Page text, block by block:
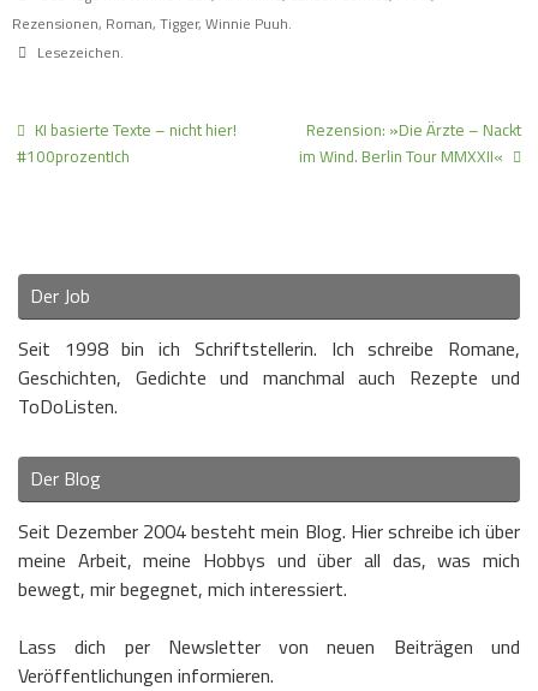
Rezensionen, Roman, Tigger, Winnie Puuh.
Lesezeichen.
KI basierte Texte – nicht hier!
#100prozentIch
Rezension: »Die Ärzte – Nackt
im Wind. Berlin Tour MMXXII«
Der Job
Seit 1998 bin ich Schriftstellerin. Ich schreibe Romane,
Geschichten, Gedichte und manchmal auch Rezepte und
ToDoListen.
Der Blog
Seit Dezember 2004 besteht mein Blog. Hier schreibe ich über
meine Arbeit, meine Hobbys und über all das, was mich
bewegt, mir begegnet, mich interessiert.
Lass dich per Newsletter von neuen Beiträgen und
Veröffentlichungen informieren.